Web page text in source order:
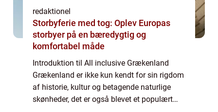
redaktionel
Storbyferie med tog: Oplev Europas
storbyer på en bæredygtig og
komfortabel måde
Introduktion til All inclusive Grækenland
Grækenland er ikke kun kendt for sin rigdom
af historie, kultur og betagende naturlige
skønheder, det er også blevet et populært